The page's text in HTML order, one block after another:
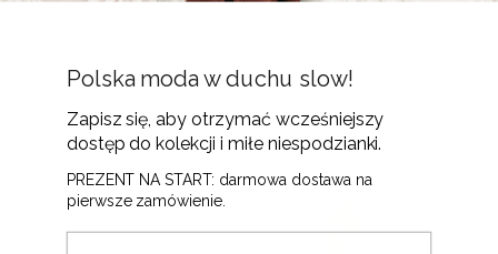
Polska moda w duchu slow!
Zapisz się, aby otrzymać wcześniejszy
dostęp do kolekcji i miłe niespodzianki.
PREZENT NA START: darmowa dostawa na
pierwsze zamówienie.
Imię